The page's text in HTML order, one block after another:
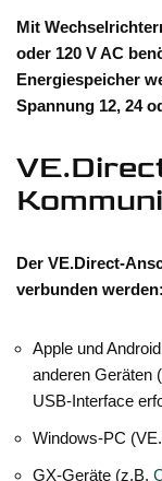
Mit
oder 120 V AC
Energiespeicher
Spannung 12, 24
Der VE.Direct-
verbunden werden:
Apple und
anderen Geräten
USB-Interface
Windows-PC
GX-Geräte (z.B.